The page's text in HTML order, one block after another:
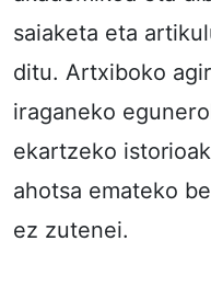
saiaketa eta
ditu. Artxiboko
iraganeko
ekartzeko
ahotsa emateko
ez zutenei.